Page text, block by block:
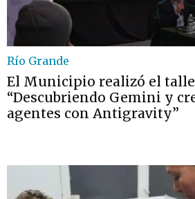
Río Grande
El Municipio realizó el
“Descubriendo Gemini y
agentes con Antigravity”